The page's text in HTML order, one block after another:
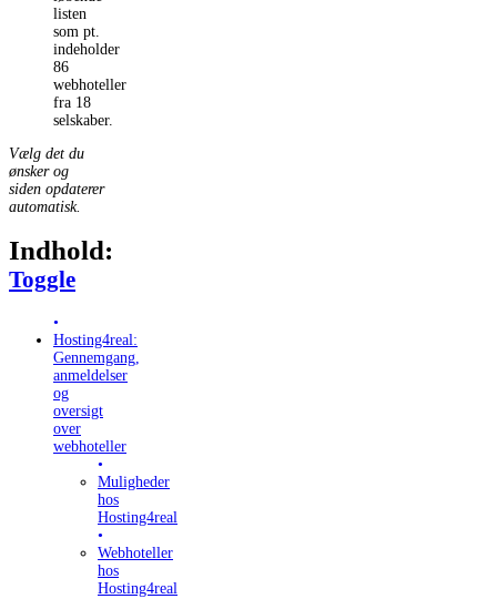
listen
som pt.
indeholder
86
webhoteller
fra 18
selskaber.
Vælg det du
ønsker og
siden opdaterer
automatisk.
Indhold:
Toggle Table of Content
Toggle
Hosting4real:
Gennemgang,
anmeldelser
og
oversigt
over
webhoteller
Muligheder
hos
Hosting4real
Webhoteller
hos
Hosting4real